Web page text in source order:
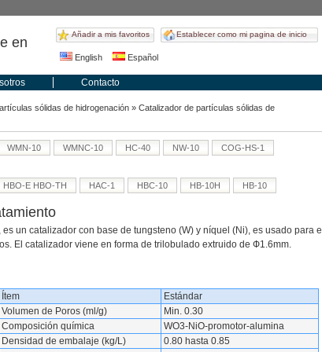
en
Añadir a mis favoritos Establecer como mi pagina de inicio
English Español
Contacto
sólidas de hidrogenación» Catalizador de partículas sólidas de
WMN-10 WMNC-10 HC-40 NW-10
COG-HS-1
HBO-E HBO-TH HAC-1 HBC-10 HB-10H HB-10
un catalizador con base de tungsteno (W) y níquel (Ni), es usado para el
El catalizador viene en forma de trilobulado extruido de Ф1.6mm.
Ítem
Estándar
Volumen de Poros (ml/g)
Min. 0.30
Composición química
WO3-NiO-promotor-alumina
Densidad de embalaje (kg/L) 0.80 hasta 0.85